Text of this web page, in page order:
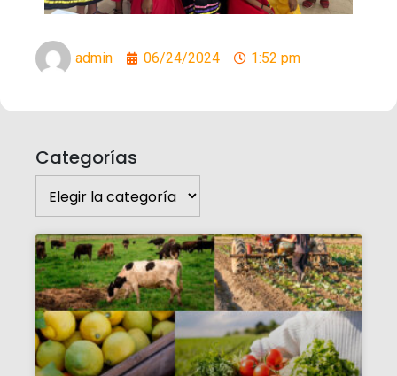
admin 06/24/2024 1:52 pm
Categorías